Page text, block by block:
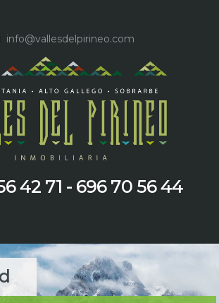
info@vallesdelpirineo.com
42 71 - 696 70 56 44